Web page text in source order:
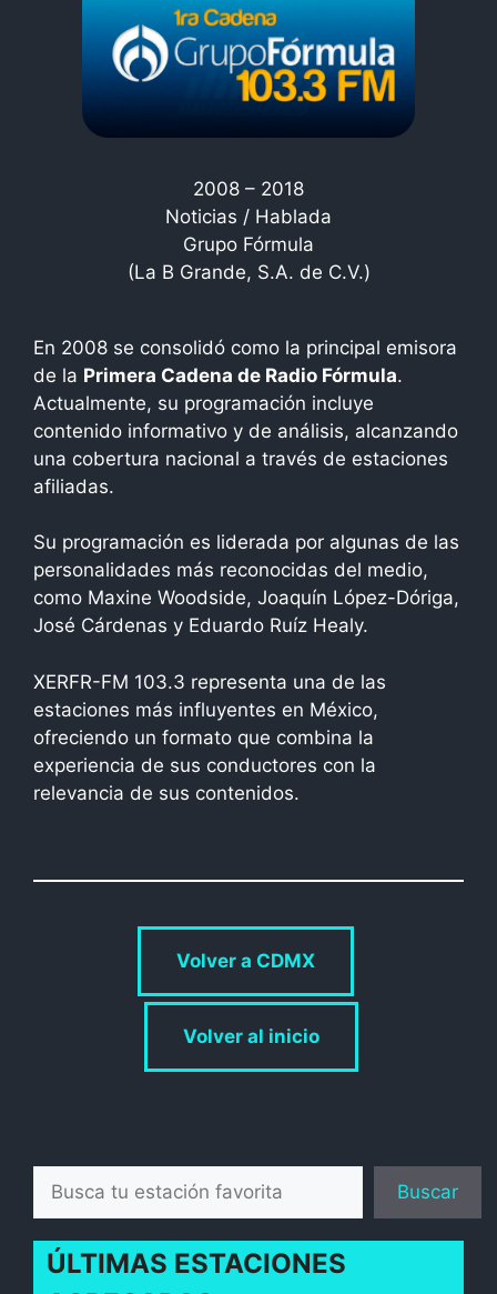
2008 – 2018
Noticias / Hablada
Grupo Fórmula
(La B Grande, S.A. de C.V.)
En 2008 se consolidó como la principal emisora
de la Primera Cadena de Radio Fórmula.
Actualmente, su programación incluye
contenido informativo y de análisis, alcanzando
una cobertura nacional a través de estaciones
afiliadas.
Su programación es liderada por algunas de las
personalidades más reconocidas del medio,
como Maxine Woodside, Joaquín López-Dóriga,
José Cárdenas y Eduardo Ruíz Healy.
XERFR-FM 103.3 representa una de las
estaciones más influyentes en México,
ofreciendo un formato que combina la
experiencia de sus conductores con la
relevancia de sus contenidos.
Volver a CDMX
Volver al inicio
Buscar
Buscar
ÚLTIMAS ESTACIONES